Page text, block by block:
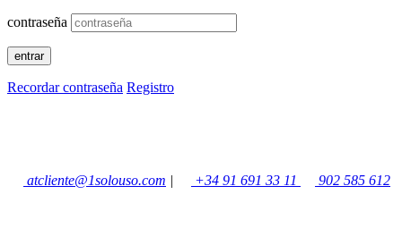
contraseña
Recordar contraseña Registro
atcliente@1solouso.com | +34 91 691 33 11 902 585 612